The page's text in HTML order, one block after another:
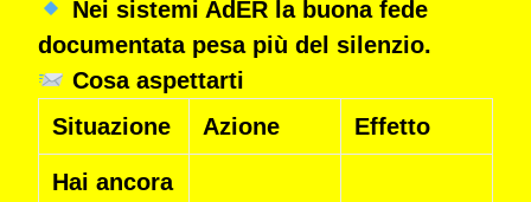
Nei sistemi AdER la buona fede
documentata pesa più del silenzio.
Cosa aspettarti
Situazione
Azione Effetto
Hai ancora